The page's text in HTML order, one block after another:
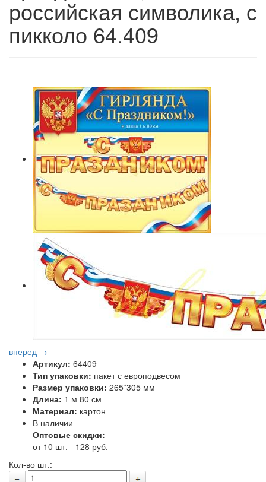
российская символика, с
пикколо 64.409
вперед →
Артикул: 64409
Тип упаковки: пакет с европодвесом
Размер упаковки: 265*305 мм
Длина: 1 м 80 см
Материал: картон
В наличии
Оптовые скидки:
от 10 шт. - 128 руб.
Кол-во шт.: